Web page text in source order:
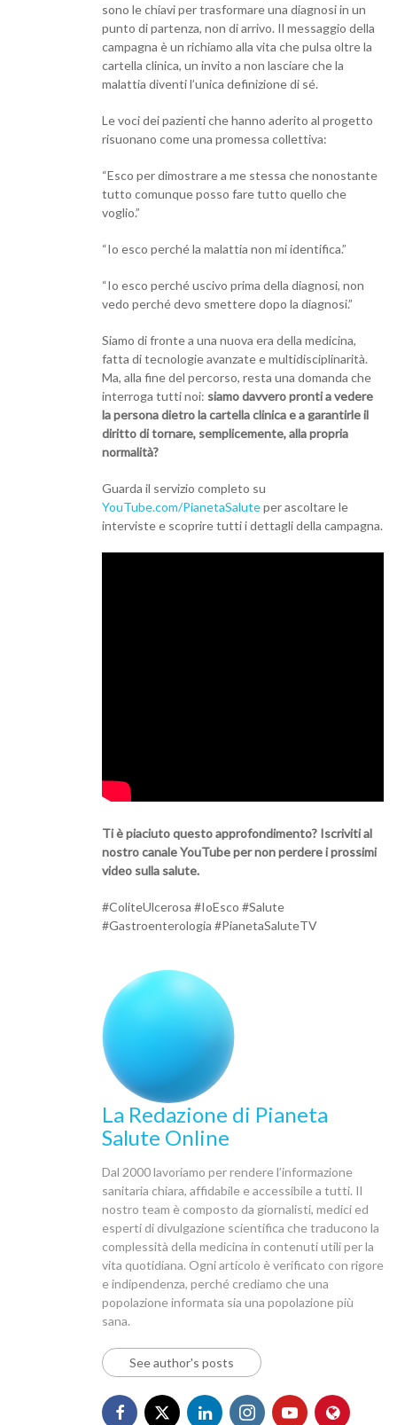
sono le chiavi per trasformare una diagnosi in un
punto di partenza, non di arrivo. Il messaggio della
campagna è un richiamo alla vita che pulsa oltre la
cartella clinica, un invito a non lasciare che la
malattia diventi l’unica definizione di sé.
Le voci dei pazienti che hanno aderito al progetto
risuonano come una promessa collettiva:
“Esco per dimostrare a me stessa che nonostante
tutto comunque posso fare tutto quello che
voglio.”
“Io esco perché la malattia non mi identifica.”
“Io esco perché uscivo prima della diagnosi, non
vedo perché devo smettere dopo la diagnosi.”
Siamo di fronte a una nuova era della medicina,
fatta di tecnologie avanzate e multidisciplinarità.
Ma, alla fine del percorso, resta una domanda che
interroga tutti noi: siamo davvero pronti a vedere
la persona dietro la cartella clinica e a garantirle il
diritto di tornare, semplicemente, alla propria
normalità?
Guarda il servizio completo su
YouTube.com/PianetaSaluteper ascoltare le
interviste e scoprire tutti i dettagli della campagna.
Ti è piaciuto questo approfondimento? Iscriviti al
nostro canale YouTube per non perdere i prossimi
video sulla salute.
#ColiteUlcerosa #IoEsco #Salute
#Gastroenterologia #PianetaSaluteTV
La Redazione di Pianeta
Salute Online
Dal 2000 lavoriamo per rendere l’informazione
sanitaria chiara, affidabile e accessibile a tutti. Il
nostro team è composto da giornalisti, medici ed
esperti di divulgazione scientifica che traducono la
complessità della medicina in contenuti utili per la
vita quotidiana. Ogni articolo è verificato con rigore
e indipendenza, perché crediamo che una
popolazione informata sia una popolazione più
sana.
See author's posts